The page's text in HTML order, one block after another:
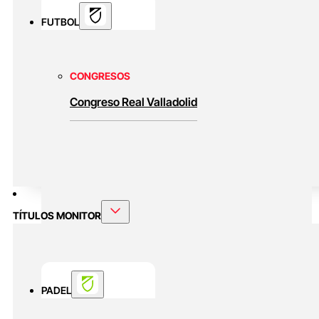
FUTBOL
CONGRESOS
Congreso Real Valladolid
TÍTULOS MONITOR
PADEL